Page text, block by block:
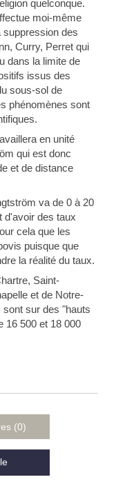
quelconque.
moi-même
suppression des
Curry, Perret qui
dans la limite de
issus des
sous-sol de
phénomènes sont
en unité
qui est donc
et de distance
va de 0 à 20
d'avoir des taux
cela que les
puisque que
la réalité du taux.
Saint-
et de Notre-
sur des "hauts
16 500 et 18 000
(0)